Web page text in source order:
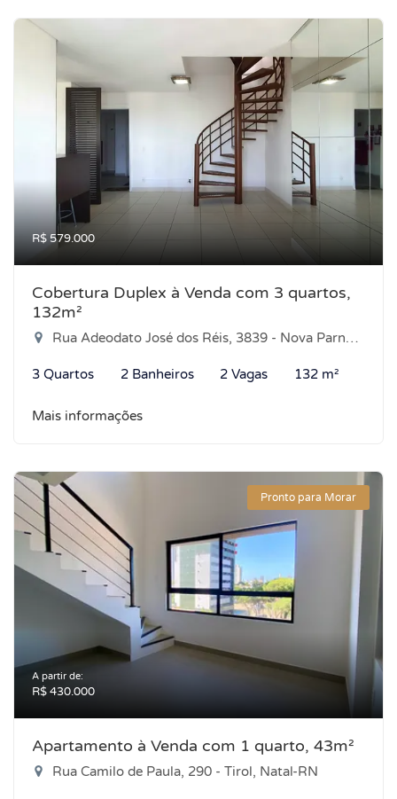
R$ 579.000
Cobertura Duplex à Venda com 3 quartos,
132m²
Rua Adeodato José dos Réis, 3839 - Nova Parnamirim, Parnamirim-RN
3 Quartos 2 Banheiros 2 Vagas 132 m²
Mais informações
Pronto para Morar
A partir de:
R$ 430.000
Apartamento à Venda com 1 quarto, 43m²
Rua Camilo de Paula, 290 - Tirol, Natal-RN